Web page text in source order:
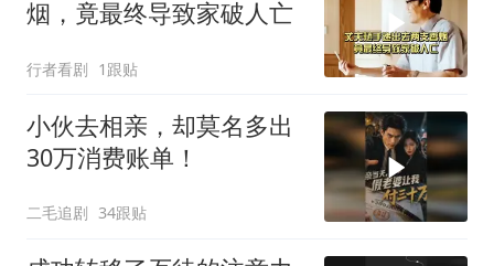
烟，竟最终导致家破人亡
行者看剧 1跟贴
小伙去相亲，却莫名多出
30万消费账单！
二毛追剧 34跟贴